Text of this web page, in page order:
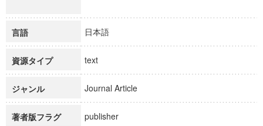
言語 日本語
資源タイプ text
ジャンル Journal Article
著者版フラグ publisher